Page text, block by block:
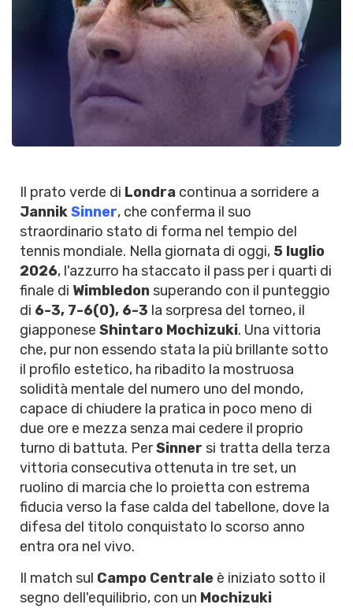
Il prato verde di Londra continua a sorridere a
JannikSinner, che conferma il suo
straordinario stato di forma nel tempio del
tennis mondiale. Nella giornata di oggi, 5 luglio
2026, l'azzurro ha staccato il pass per i quarti di
finale di Wimbledon superando con il punteggio
di 6-3, 7-6(0), 6-3 la sorpresa del torneo, il
giapponese Shintaro Mochizuki. Una vittoria
che, pur non essendo stata la più brillante sotto
il profilo estetico, ha ribadito la mostruosa
solidità mentale del numero uno del mondo,
capace di chiudere la pratica in poco meno di
due ore e mezza senza mai cedere il proprio
turno di battuta. PerSinner si tratta della terza
vittoria consecutiva ottenuta in tre set, un
ruolino di marcia che lo proietta con estrema
fiducia verso la fase calda del tabellone, dove la
difesa del titolo conquistato lo scorso anno
entra ora nel vivo.
Il match sul Campo Centrale è iniziato sotto il
segno dell'equilibrio, con un Mochizuki